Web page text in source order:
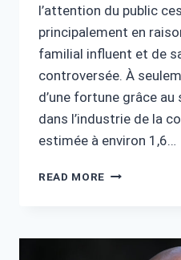
l’attention du public
principalement en
familial influent et de
controversée. À
d’une fortune grâce
dans l’industrie de la
estimée à environ 1,6…
READ MORE BRUNO